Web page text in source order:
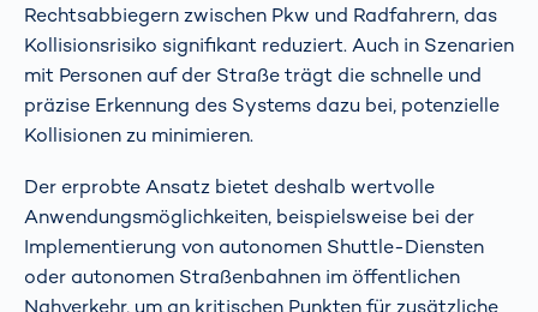
Rechtsabbiegern zwischen Pkw und Radfahrern, das
Kollisionsrisiko signifikant reduziert. Auch in Szenarien
mit Personen auf der Straße trägt die schnelle und
präzise Erkennung des Systems dazu bei, potenzielle
Kollisionen zu minimieren.
Der erprobte Ansatz bietet deshalb wertvolle
Anwendungsmöglichkeiten, beispielsweise bei der
Implementierung von autonomen Shuttle-Diensten
oder autonomen Straßenbahnen im öffentlichen
Nahverkehr, um an kritischen Punkten für zusätzliche